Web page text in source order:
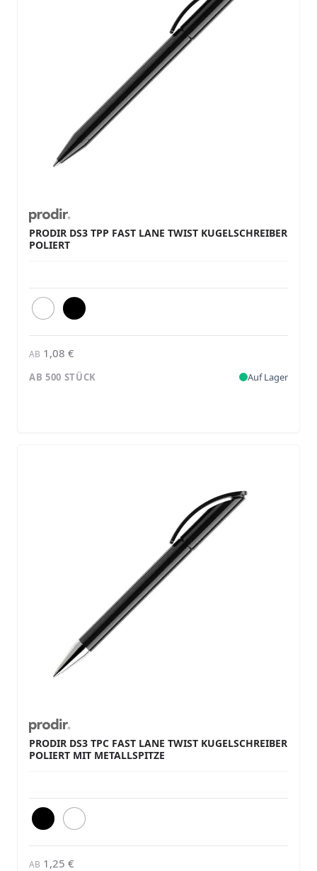
PRODIR DS3 TPP FAST LANE TWIST KUGELSCHREIBER
POLIERT
AB 1,08 €
AB 500 STÜCK Auf Lager
PRODIR DS3 TPC FAST LANE TWIST KUGELSCHREIBER
POLIERT MIT METALLSPITZE
AB 1,25 €